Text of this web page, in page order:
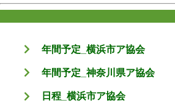
年間予定_横浜市ア協会
年間予定_神奈川県ア協会
日程_横浜市ア協会